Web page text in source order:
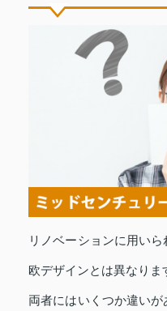
リノベーションに用い
欧デザインとは異なりま
両者にはいくつか違い